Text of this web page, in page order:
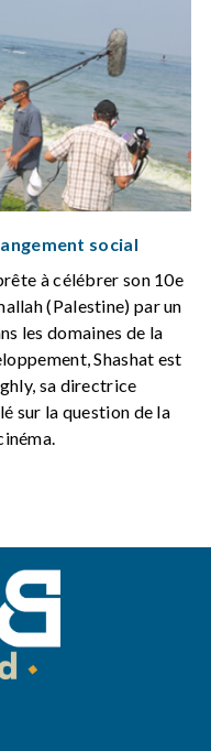
social
à célébrer son 10e
(Palestine) par un
les domaines de la
Shashat est
sa directrice
sur la question de la